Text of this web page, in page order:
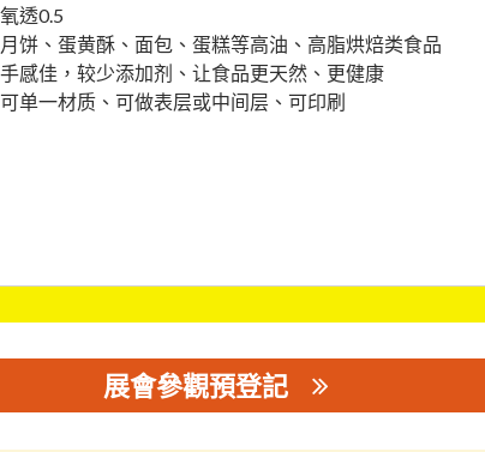
透0.5
饼、蛋黄酥、面包、蛋糕等高油、高脂烘焙类食品
感佳，较少添加剂、让食品更天然、更健康
单一材质、可做表层或中间层、可印刷
展會參觀預登記